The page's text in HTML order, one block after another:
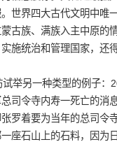
世界四大古代文明中唯
古族、满族入主中原的
施统治和管理国家，还
举另一种类型的例子：
司令寺内寿一死亡的消
罗着要为当年的总司令
座石山上的石料，因为